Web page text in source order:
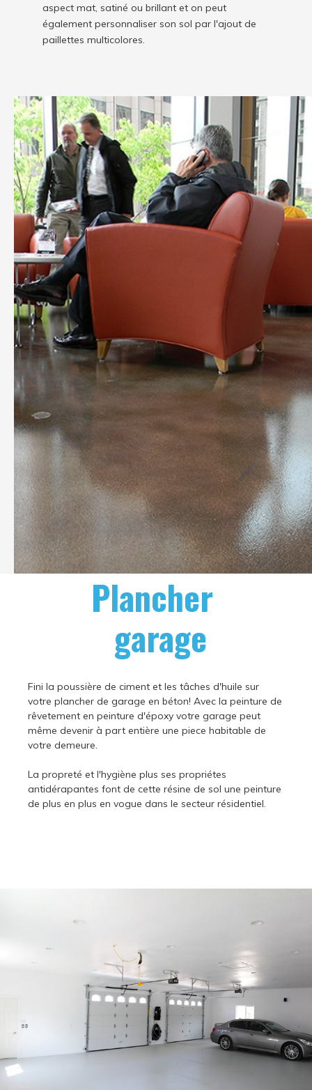
aspect mat, satiné ou brillant et on peut
également personnaliser son sol par l'ajout de
paillettes multicolores.
Plancher
garage
Fini la poussière de ciment et les tâches d'huile sur
votre plancher de garage en béton! Avec la peinture de
rêvetement en peinture d'époxy votre garage peut
même devenir à part entière une piece habitable de
votre demeure.
La propreté et l'hygiène plus ses propriétes
antidérapantes font de cette résine de sol une peinture
de plus en plus en vogue dans le secteur résidentiel.